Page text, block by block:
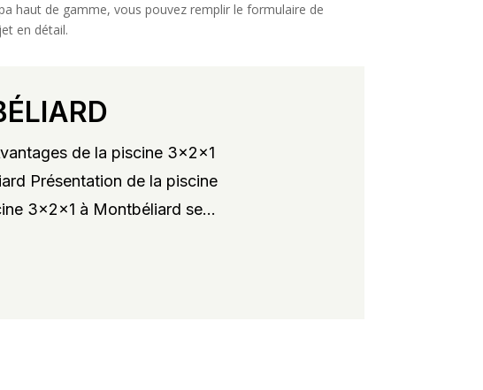
haut de gamme, vous pouvez remplir le formulaire de
en détail.
de la piscine 3x2x1
Présentation de la piscine
3x2x1 à Montbéliard se...